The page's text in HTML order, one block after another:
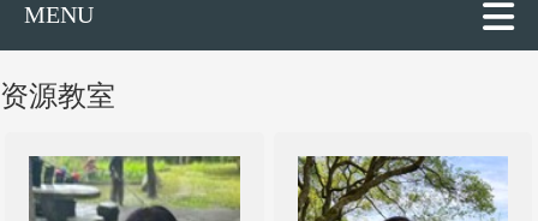
MENU
资源教室